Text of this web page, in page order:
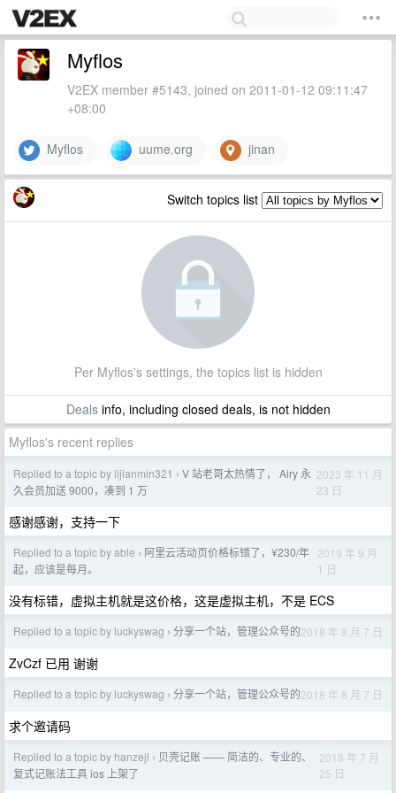
Myflos
V2EX member #5143, joined on 2011-01-12 09:11:47
+08:00
Myflos uume.org jinan
Switch topics list
Per Myflos's settings, the topics list is hidden
Dealsinfo, including closed deals, is not hidden
Myflos's recent replies
Replied to a topic by lijianmin321 › V 站老哥太热情了， Airy 永
久会员加送 9000，凑到 1 万
2023 年 11 月
23 日
感谢感谢，支持一下
Replied to a topic by able › 阿里云活动页价格标错了，¥230/年
起，应该是每月。
2019 年 9 月
1 日
没有标错，虚拟主机就是这价格，这是虚拟主机，不是 ECS
Replied to a topic by luckyswag › 分享一个站，管理公众号的2018 年 8 月 7 日
ZvCzf 已用 谢谢
Replied to a topic by luckyswag › 分享一个站，管理公众号的2018 年 8 月 7 日
求个邀请码
Replied to a topic by hanzejl › 贝壳记账 —— 简洁的、专业的、
复式记账法工具 ios 上架了
2018 年 7 月
25 日